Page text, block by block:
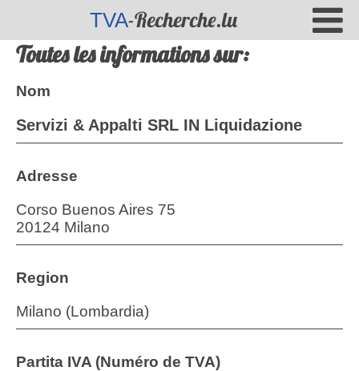
TVA-Recherche.lu
Toutes les informations sur:
Nom
Servizi & Appalti SRL IN Liquidazione
Adresse
Corso Buenos Aires 75
20124 Milano
Region
Milano (Lombardia)
Partita IVA (Numéro de TVA)